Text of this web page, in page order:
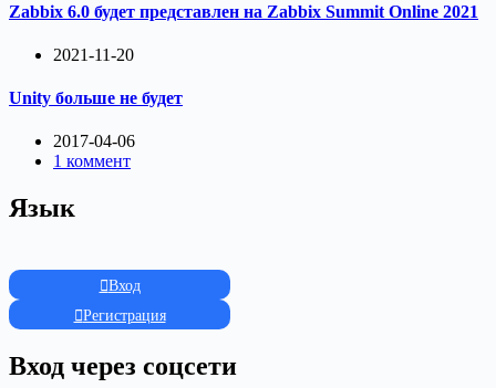
Zabbix 6.0 будет представлен на Zabbix Summit Online 2021
2021-11-20
Unity больше не будет
2017-04-06
1 коммент
Язык
Вход
Регистрация
Вход через соцсети